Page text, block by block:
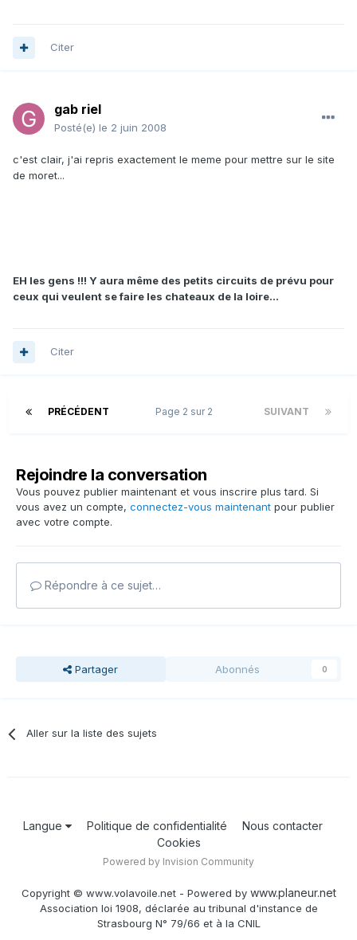
Citer
gab riel
Posté(e) le 2 juin 2008
c'est clair, j'ai repris exactement le meme pour mettre sur le site
de moret...
EH les gens !!! Y aura même des petits circuits de prévu pour
ceux qui veulent se faire les chateaux de la loire...
Citer
PRÉCÉDENT SUIVANT
Page 2 sur 2
Rejoindre la conversation
Vous pouvez publier maintenant et vous inscrire plus tard. Si
vous avez un compte, connectez-vous maintenant pour publier
avec votre compte.
Répondre à ce sujet…
Partager Abonnés 0
Aller sur la liste des sujets
Langue Politique de confidentialité
Nous contacter
Cookies
Powered by Invision Community
Copyright © www.volavoile.net - Powered by www.planeur.net
Association loi 1908, déclarée au tribunal d'instance de
Strasbourg N° 79/66 et à la CNIL